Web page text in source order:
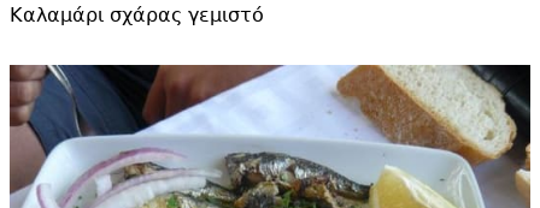
Καλαμάρι σχάρας γεμιστό